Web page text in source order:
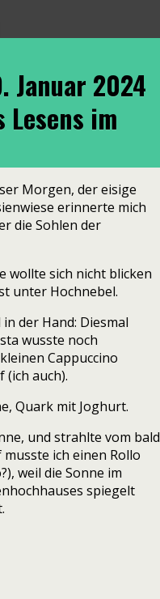
Januar 2024
Lesens im
Morgen, der eisige
erinnerte mich
die Sohlen der
wollte sich nicht blicken
unter Hochnebel.
der Hand: Diesmal
wusste noch
Cappuccino
auch).
Quark mit Joghurt.
und strahlte vom bald
ich einen Rollo
weil die Sonne im
spiegelt